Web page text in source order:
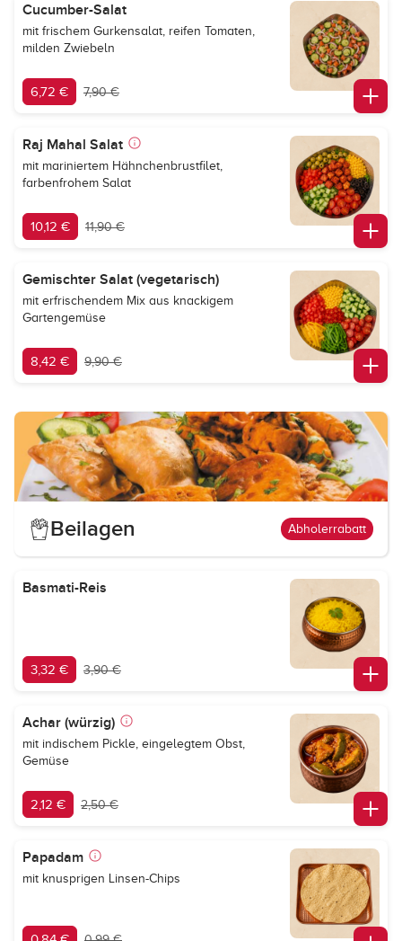
Cucumber-Salat
mit frischem Gurkensalat, reifen Tomaten,
milden Zwiebeln
6,72 € 7,90 €
Raj Mahal Salat
mit mariniertem Hähnchenbrustfilet,
farbenfrohem Salat
10,12 € 11,90 €
Gemischter Salat (vegetarisch)
mit erfrischendem Mix aus knackigem
Gartengemüse
8,42 € 9,90 €
Beilagen Abholerrabatt
Basmati-Reis
3,32 € 3,90 €
Achar (würzig)
mit indischem Pickle, eingelegtem Obst,
Gemüse
2,12 € 2,50 €
Papadam
mit knusprigen Linsen-Chips